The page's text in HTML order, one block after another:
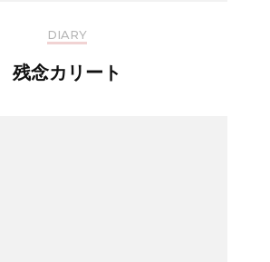
DIARY
残念カリート